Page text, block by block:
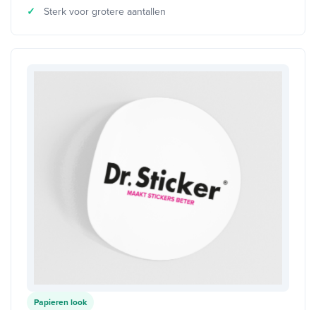
Sterk voor grotere aantallen
Papieren look